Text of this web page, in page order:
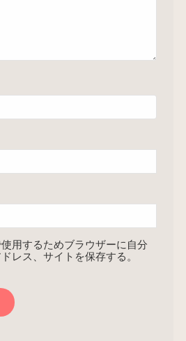
用するためブラウザーに自分
レス、サイトを保存する。